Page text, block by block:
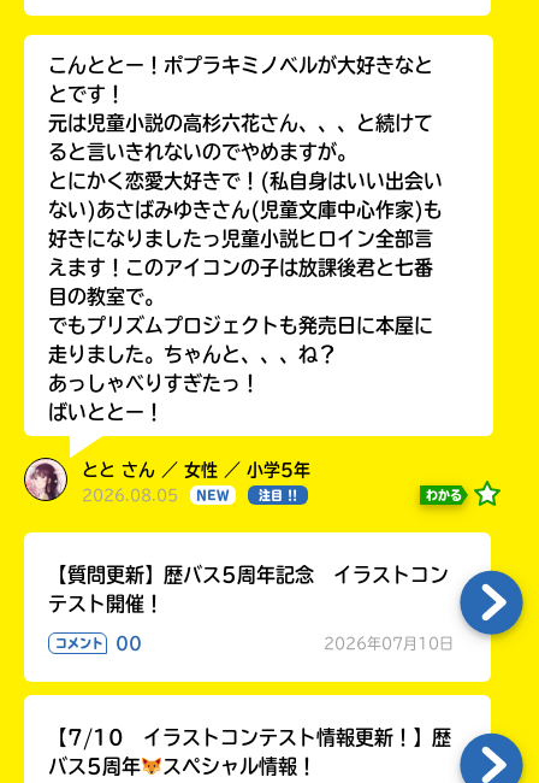
こんととー！ポプラキミノベルが大好きなと
とです！
元は児童小説の高杉六花さん、、、と続けて
ると言いきれないのでやめますが。
とにかく恋愛大好きで！(私自身はいい出会い
ない)あさばみゆきさん(児童文庫中心作家)も
好きになりましたっ児童小説ヒロイン全部言
えます！このアイコンの子は放課後君と七番
目の教室で。
でもプリズムプロジェクトも発売日に本屋に
走りました。ちゃんと、、、ね？
あっしゃべりすぎたっ！
ばいととー！
とと さん ／ 女性 ／ 小学5年
2026.08.05 NEW 注目 !! わかる
【質問更新】歴バス5周年記念 イラストコン
テスト開催！
コメント 00 2026年07月10日
【7/10 イラストコンテスト情報更新！】歴
バス5周年
スペシャル情報！
ね
戻
る